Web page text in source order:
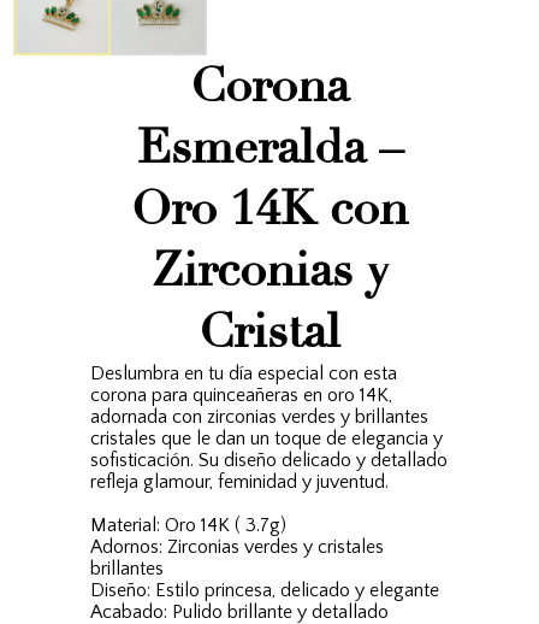
Corona
Esmeralda –
Oro 14K con
Zirconias y
Cristal
Deslumbra en tu día especial con esta
corona para quinceañeras en oro 14K,
adornada con zirconias verdes y brillantes
cristales que le dan un toque de elegancia y
sofisticación. Su diseño delicado y detallado
refleja glamour, feminidad y juventud.
Material: Oro 14K ( 3.7g)
Adornos: Zirconias verdes y cristales
brillantes
Diseño: Estilo princesa, delicado y elegante
Acabado: Pulido brillante y detallado